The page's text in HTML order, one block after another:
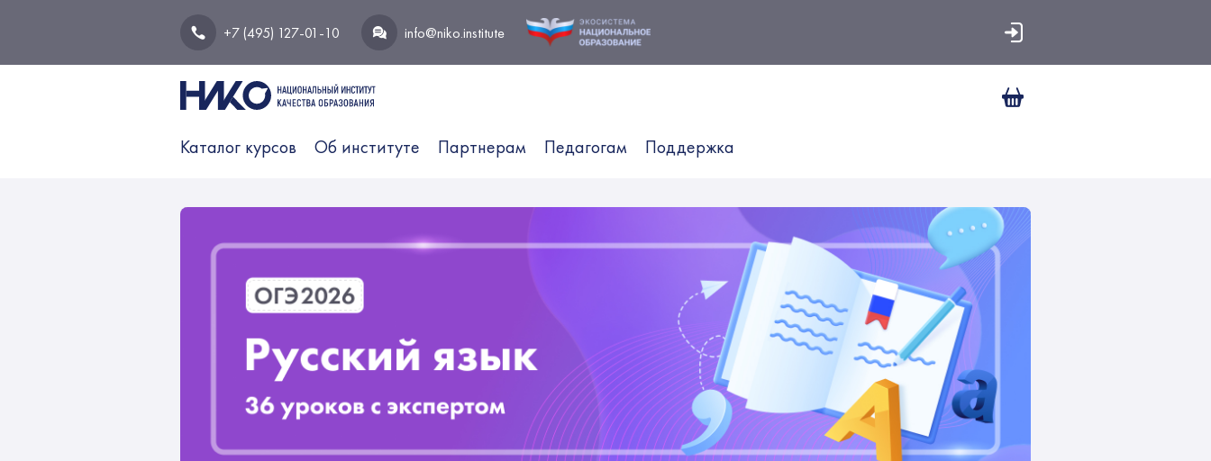
+7 (495) 127-01-10 info@niko.institute
Каталог курсов Об институте Партнерам Педагогам Поддержка